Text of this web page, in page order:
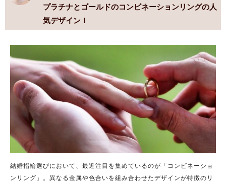
プラチナとゴールドのコンビネーションリングの人
気デザイン！
結婚指輪選びにおいて、最近注目を集めているのが「コンビネーショ
ンリング」。異なる金属や色合いを組み合わせたデザインが特徴のリ